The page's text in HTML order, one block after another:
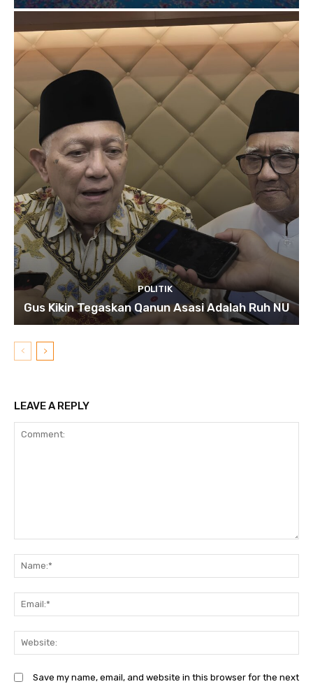
POLITIK
Gus Kikin Tegaskan Qanun Asasi Adalah Ruh NU
LEAVE A REPLY
Save my name, email, and website in this browser for the next